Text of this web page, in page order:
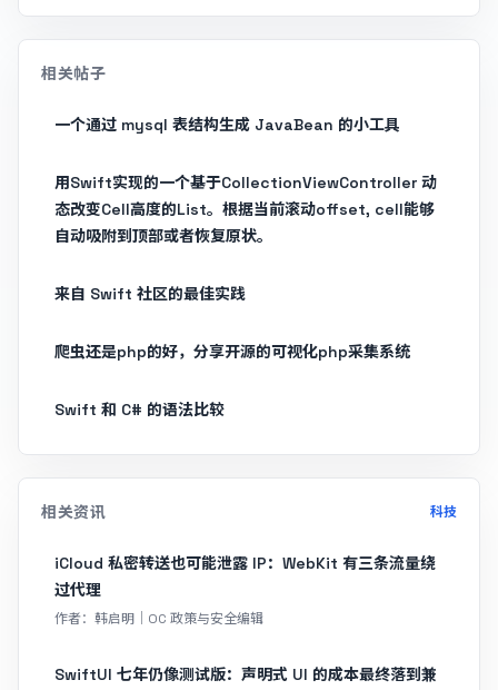
相关帖子
一个通过 mysql 表结构生成 JavaBean 的小工具
用Swift实现的一个基于CollectionViewController 动
态改变Cell高度的List。根据当前滚动offset, cell能够
自动吸附到顶部或者恢复原状。
来自 Swift 社区的最佳实践
爬虫还是php的好，分享开源的可视化php采集系统
Swift 和 C# 的语法比较
相关资讯 科技
iCloud 私密转送也可能泄露 IP：WebKit 有三条流量绕
过代理
作者：韩启明｜OC 政策与安全编辑
SwiftUI 七年仍像测试版：声明式 UI 的成本最终落到兼